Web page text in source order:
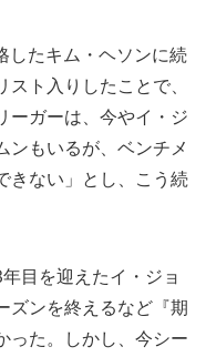
たキム・ヘソンに続
ト入りしたことで、
ーガーは、今やイ・ジ
ンもいるが、ベンチメ
きない」とし、こう続
目を迎えたイ・ジョ
ズンを終えるなど『期
った。しかし、今シー